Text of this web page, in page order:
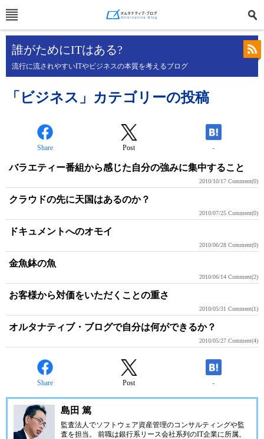
誰がためにITはある?
流行に流されやすいITやビジネスの本質を考えるブログ
「ビジネス」カテゴリーの投稿
Share Post -
バラエティー番組から感じた自分の強みに集中すること
2010/10/17 Comment(0)
クラウドの先に天国はあるのか？
2010/07/25 Comment(0)
ドキュメントへのオモイ
2010/06/28 Comment(0)
金魚鉢の魚
2010/06/14 Comment(2)
お客様から対価をいただくことの重さ
2010/05/31 Comment(1)
オルタナティブ・ブログで自分は何ができるか？
2010/05/27 Comment(4)
Share Post -
島田 篤
監査法人でソフトウェア資産管理のコンサルティングや監
査を担当。 前職は銀行系リース会社系列のIT企業に所属。